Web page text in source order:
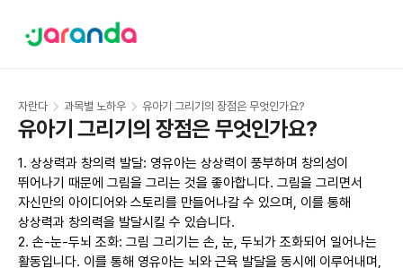
자란다 과목별 노하우 유아기 그리기의 장점은 무엇인가요?
유아기 그리기의 장점은 무엇인가요?
1. 상상력과 창의력 발달: 영유아는 상상력이 풍부하며 창의성이
뛰어나기 때문에 그림을 그리는 것을 좋아합니다. 그림을 그리면서
자신만의 아이디어와 스토리를 만들어나갈 수 있으며, 이를 통해
상상력과 창의력을 발달시킬 수 있습니다.
2. 손-눈-두뇌 조화: 그림 그리기는 손, 눈, 두뇌가 조화되어 일어나는
활동입니다. 이를 통해 영유아는 뇌와 근육 발달을 동시에 이루어내며,